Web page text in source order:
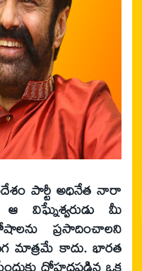
పార్టీ అధినేత నారా
ఆ విఘ్నేశ్వరుడు మీ
ప్రసాదించాలని
మాత్రమే కాదు. భారత